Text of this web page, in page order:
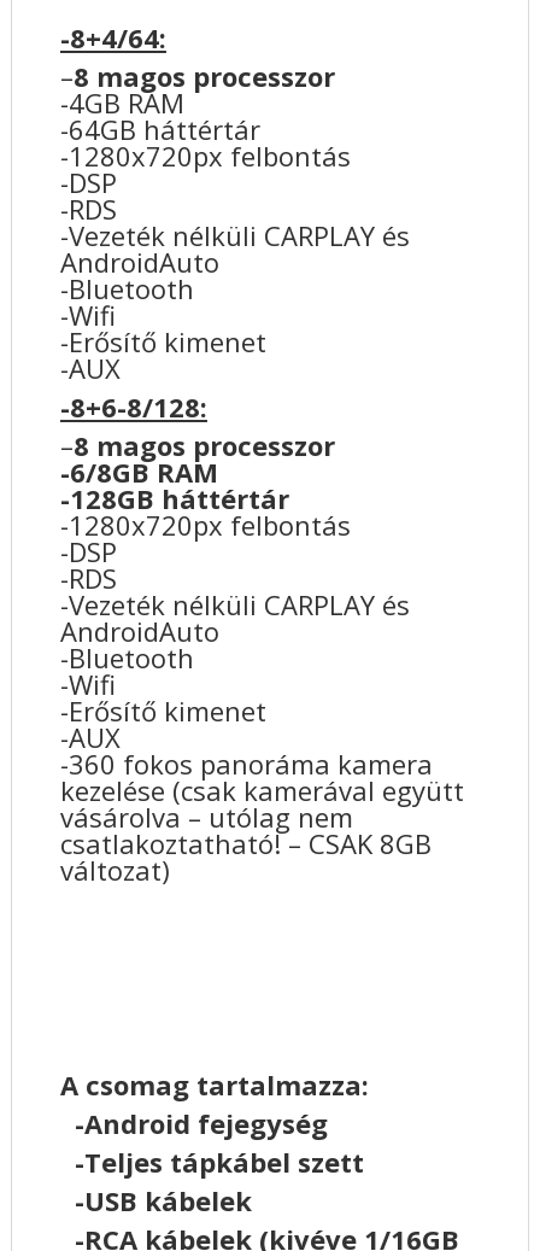
-8+4/64:
–8 magos processzor
-4GB RAM
-64GB háttértár
-1280x720px felbontás
-DSP
-RDS
-Vezeték nélküli CARPLAY és
AndroidAuto
-Bluetooth
-Wifi
-Erősítő kimenet
-AUX
-8+6-8/128:
–8 magos processzor
-6/8GB RAM
-128GB háttértár
-1280x720px felbontás
-DSP
-RDS
-Vezeték nélküli CARPLAY és
AndroidAuto
-Bluetooth
-Wifi
-Erősítő kimenet
-AUX
-360 fokos panoráma kamera
kezelése (csak kamerával együtt
vásárolva – utólag nem
csatlakoztatható! – CSAK 8GB
változat)
A csomag tartalmazza:
-Android fejegység
-Teljes tápkábel szett
-USB kábelek
-RCA kábelek (kivéve 1/16GB